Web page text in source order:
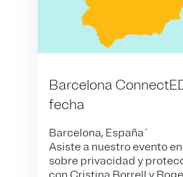
Barcelona
fecha
Barcelona, España`
Asiste a nuestro evento
sobre privacidad y